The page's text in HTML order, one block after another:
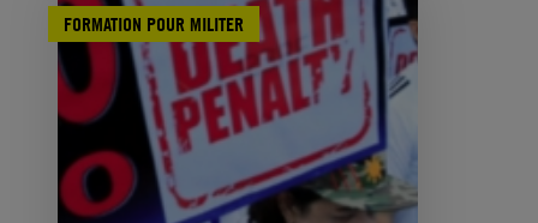
FORMATION POUR MILITER